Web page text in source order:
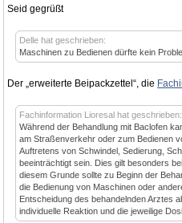
Seid gegrüßt
Delle hat geschrieben:
Maschinen zu Bedienen dürfte kein
Der „erweiterte Beipackzettel“, die
Fachinformation Lioresal hat geschrieben:
Während der Behandlung mit Baclofen
am Straßenverkehr oder zum Bedienen
Auftretens von Schwindel, Sedierung,
beeinträchtigt sein. Dies gilt besonders
diesem Grunde sollte zu Beginn der
die Bedienung von Maschinen oder
Entscheidung des behandelnden Arztes
individuelle Reaktion und die jeweilige